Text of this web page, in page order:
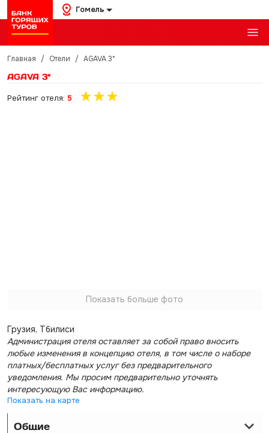
Гомель
Главная / Отели / AGAVA 3*
AGAVA 3*
Рейтинг отеля: 5
Показать больше фото
Грузия, Тбилиси
Администрация отеля оставляет за собой право вносить
любые изменения в концепцию отеля, в том числе о наборе
платных/бесплатных услуг без предварительного
уведомления. Мы просим предварительно уточнять
интересующую Вас информацию.
Показать на карте
Общие